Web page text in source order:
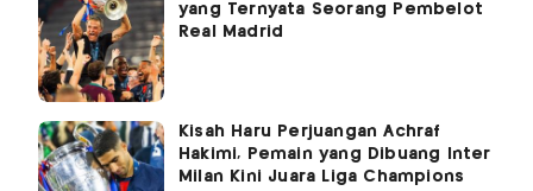
yang Ternyata Seorang Pembelot
Real Madrid
Kisah Haru Perjuangan Achraf
Hakimi, Pemain yang Dibuang Inter
Milan Kini Juara Liga Champions